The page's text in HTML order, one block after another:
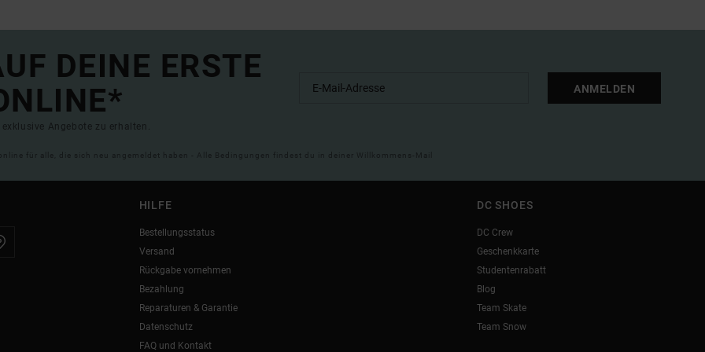
DEINE ERSTE
Angebote zu erhalten.
ANMELDEN
für alle, die sich neu angemeldet haben - Alle Bedingungen findest du in deiner Willkommens-Mail
HILFE
Bestellungsstatus
Versand
Rückgabe vornehmen
Bezahlung
Reparaturen & Garantie
Datenschutz
FAQ und Kontakt
DC SHOES
DC Crew
Geschenkkarte
Studentenrabatt
Blog
Team Skate
Team Snow